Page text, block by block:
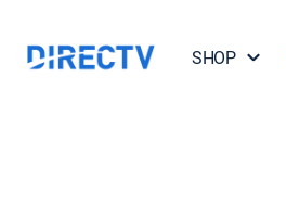
SHOP